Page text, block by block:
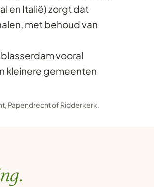
en Italië) zorgt dat
met behoud van
vooral
kleinere gemeenten
, Papendrechtof Ridderkerk.